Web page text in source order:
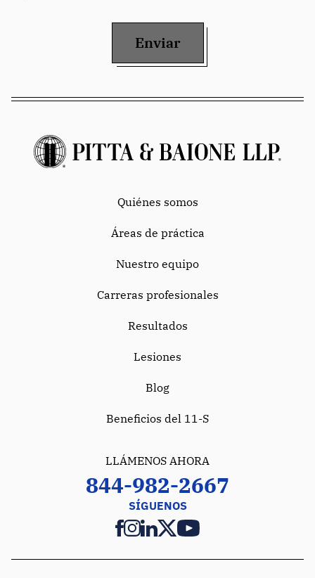
Enviar
Quiénes somos
Áreas de práctica
Nuestro equipo
Carreras profesionales
Resultados
Lesiones
Blog
Beneficios del 11-S
LLÁMENOS AHORA
844-982-2667
SÍGUENOS